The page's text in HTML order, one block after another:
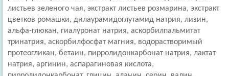
листьев зеленого чая, экстракт листьев розмарина, экстракт
цветков ромашки, дилаурамидоглутамид натрия, лизин,
альфа-глюкан, гиалуронат натрия, аскорбилпальмитат
тринатрия, аскорбилфосфат магния, водорастворимый
протеогликан, бетаин, пирролидонкарбонат натрия, лактат
натрия, аргинин, аспарагиновая кислота,